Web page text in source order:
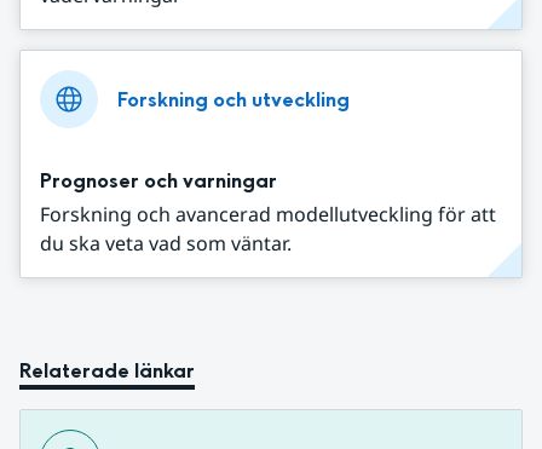
Forskning och utveckling
Prognoser och varningar
Forskning och avancerad modellutveckling för att
du ska veta vad som väntar.
Relaterade länkar